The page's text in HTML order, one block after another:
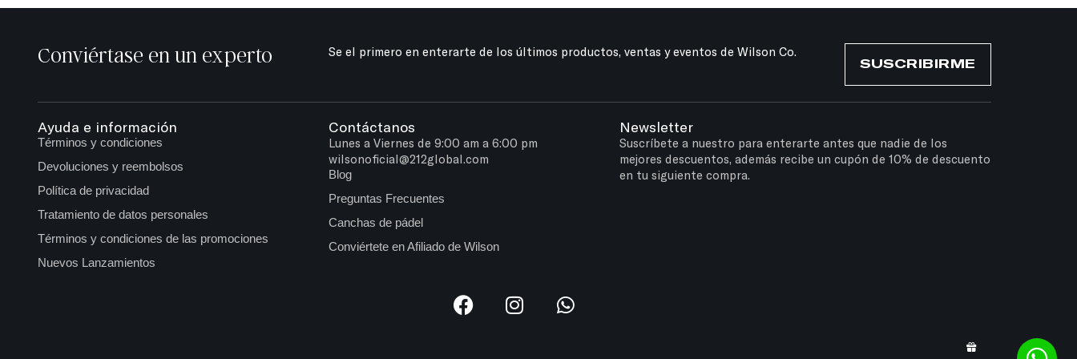
Conviértase en un experto Se el primero en enterarte de los últimos productos, ventas y eventos de Wilson Co.
SUSCRIBIRME
Ayuda e información
Términos y condiciones
Devoluciones y reembolsos
Política de privacidad
Tratamiento de datos personales
Términos y condiciones de las promociones
Nuevos Lanzamientos
Contáctanos
Lunes a Viernes de 9:00 am a 6:00 pm
wilsonoficial@212global.com
Blog
Preguntas Frecuentes
Canchas de pádel
Conviértete en Afiliado de Wilson
Newsletter
Suscríbete a nuestro para enterarte antes que nadie de los
mejores descuentos, además recibe un cupón de 10% de descuento
en tu siguiente compra.